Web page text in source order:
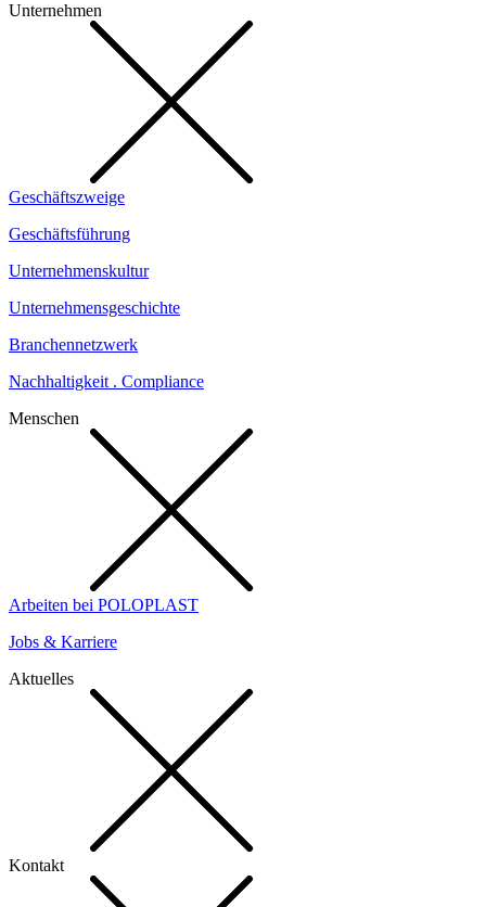
Unternehmen
Geschäftszweige
Geschäftsführung
Unternehmenskultur
Unternehmensgeschichte
Branchennetzwerk
Nachhaltigkeit . Compliance
Menschen
Arbeiten bei POLOPLAST
Jobs & Karriere
Aktuelles
Kontakt